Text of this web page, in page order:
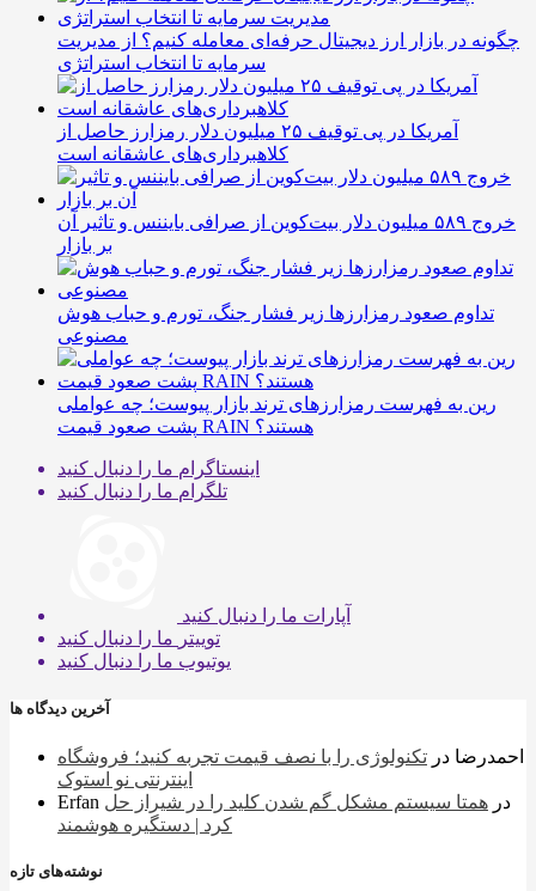
چگونه در بازار ارز دیجیتال حرفه‌ای معامله کنیم؟ از مدیریت
سرمایه تا انتخاب استراتژی
آمریکا در پی توقیف ۲۵ میلیون دلار رمزارز حاصل از
کلاهبرداری‌های عاشقانه است
خروج ۵۸۹ میلیون دلار بیت‌کوین از صرافی بایننس و تاثیر آن
بر بازار
تداوم صعود رمزارزها زیر فشار جنگ، تورم و حباب هوش
مصنوعی
رین به فهرست رمزارزهای ترند بازار پیوست؛ چه عواملی
پشت صعود قیمت RAIN هستند؟
اینستاگرام ما را دنبال کنید
تلگرام ما را دنبال کنید
آپارات ما را دنبال کنید
توییتر ما را دنبال کنید
یوتیوب ما را دنبال کنید
آخرین دیدگاه ها
احمدرضا در تکنولوژی را با نصف قیمت تجربه کنید؛ فروشگاه
اینترنتی نو استوک
Erfan
در همتا سیستم مشکل گم شدن کلید را در شیراز حل
کرد | دستگیره هوشمند
نوشته‌های تازه